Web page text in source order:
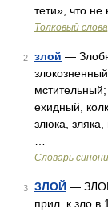
тети», что не
Толковый
2 злой —
ехидный,
злюка,
Словарь
3 ЗЛОЙ —
прил. к зло в